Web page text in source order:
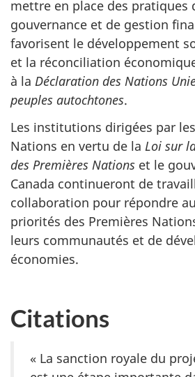
mettre en place des pratiques
gouvernance et de gestion
favorisent le développement
et la réconciliation
à la Déclaration des Nations
peuples autochtones.
Les institutions dirigées par
Nations en vertu de la Loi sur
des Premières Nations et le
Canada continueront de
collaboration pour répondre
priorités des Premières
leurs communautés et de
économies.
Citations
« La sanction royale du